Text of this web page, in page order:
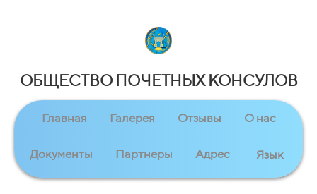
ОБЩЕСТВО ПОЧЕТНЫХ КОНСУЛОВ
Главная Галерея Отзывы О нас
Документы Партнеры Адрес Язык